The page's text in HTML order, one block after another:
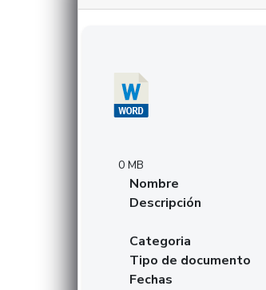
0 MB
Nombre
Descripción
Categoria
Tipo de documento
Fechas